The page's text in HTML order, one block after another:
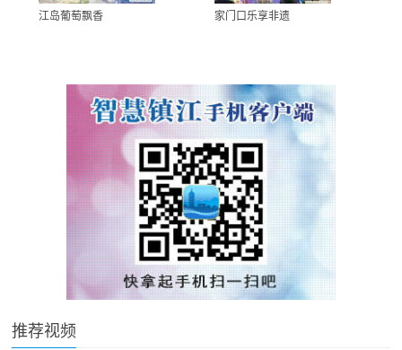
江岛葡萄飘香 家门口乐享非遗
推荐视频